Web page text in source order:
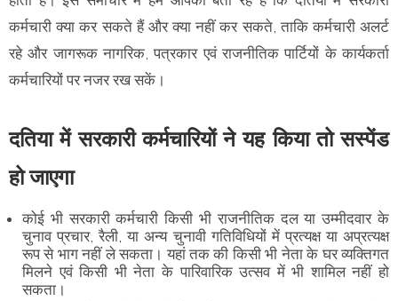
कर्मचारी क्या कर सकते हैं और क्या नहीं कर सकते, ताकि कर्मचारी अलर्ट
रहे और जागरूक नागरिक, पत्रकार एवं राजनीतिक पार्टियों के कार्यकर्ता
कर्मचारियों पर नजर रख सकें।
दतिया में सरकारी कर्मचारियों ने यह किया तो सस्पेंड
हो जाएगा
कोई भी सरकारी कर्मचारी किसी भी राजनीतिक दल या उम्मीदवार के
चुनाव प्रचार, रैली, या अन्य चुनावी गतिविधियों में प्रत्यक्ष या अप्रत्यक्ष
रूप से भाग नहीं ले सकता। यहां तक की किसी भी नेता के घर व्यक्तिगत
मिलने एवं किसी भी नेता के पारिवारिक उत्सव में भी शामिल नहीं हो
सकता।